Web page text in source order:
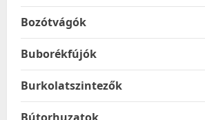
Bozótvágók
Buborékfújók
Burkolatszintezők